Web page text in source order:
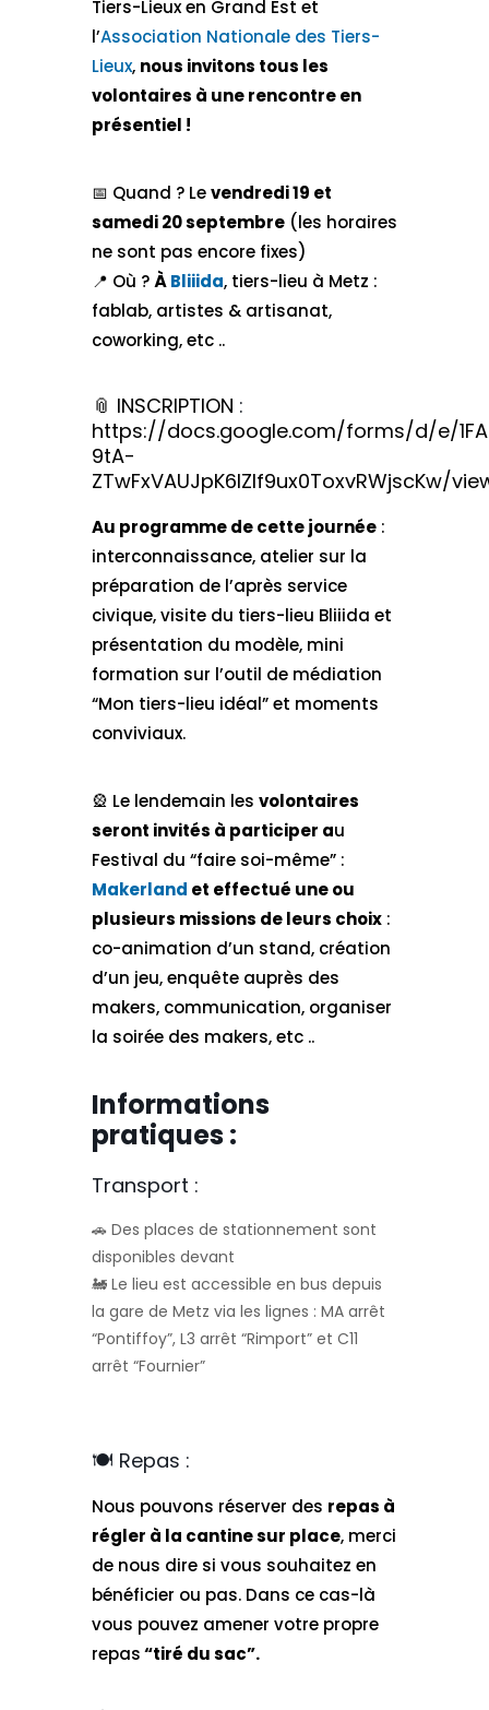
Tiers-Lieux en Grand Est et
l’Association Nationale des Tiers-
Lieux, nous invitons tous les
volontaires à une rencontre en
présentiel !
📅​ Quand ? Levendredi 19 et
samedi 20 septembre (les horaires
ne sont pas encore fixes)
📍 Où ?ÀBliiida, tiers-lieu à Metz :
fablab, artistes & artisanat,
coworking, etc ..
📎​ INSCRIPTION :
https://docs.google.com/forms/d/e/
9tA-
ZTwFxVAUJpK6lZlf9ux0ToxvRWjscKw/
Au programme de cette journée :
interconnaissance, atelier sur la
préparation de l’après service
civique, visite du tiers-lieu Bliiida et
présentation du modèle, mini
formation sur l’outil de médiation
“Mon tiers-lieu idéal” et moments
conviviaux.
🎡​ Le lendemain les volontaires
seront invités à participer au
Festival du “faire soi-même” :
Makerland et effectué une ou
plusieurs missions de leurs choix :
co-animation d’un stand, création
d’un jeu, enquête auprès des
makers, communication, organiser
la soirée des makers, etc ..
Informations
pratiques :
Transport :
​🚗 Des places de stationnement sont
disponibles devant
🚂 Le lieu est accessible en bus depuis
la gare de Metz via les lignes : MA arrêt
“Pontiffoy”, L3 arrêt “Rimport” et C11
arrêt “Fournier”
🍽️ Repas :
Nous pouvons réserver des repas à
régler à la cantine sur place, merci
de nous dire si vous souhaitez en
bénéficier ou pas. Dans ce cas-là
vous pouvez amener votre propre
repas“tiré du sac”.